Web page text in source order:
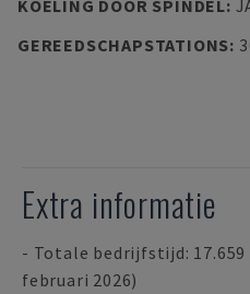
KOELING DOOR SPINDEL:
GEREEDSCHAPSTATIONS:
Extra informatie
- Totale bedrijfstijd:
februari 2026)